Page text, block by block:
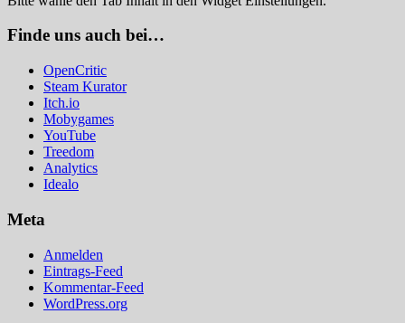
Finde uns auch bei…
OpenCritic
Steam Kurator
Itch.io
Mobygames
YouTube
Treedom
Analytics
Idealo
Meta
Anmelden
Eintrags-Feed
Kommentar-Feed
WordPress.org